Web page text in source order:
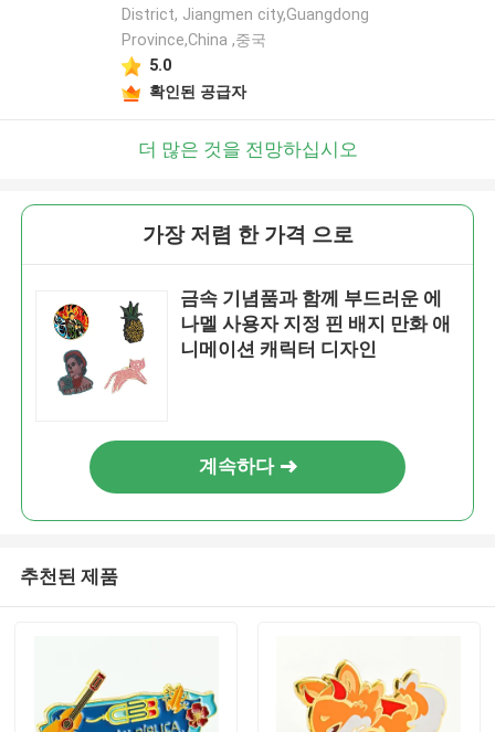
District, Jiangmen city,Guangdong
Province,China ,중국
5.0
확인된 공급자
더 많은 것을 전망하십시오
가장 저렴 한 가격 으로
금속 기념품과 함께 부드러운 에
나멜 사용자 지정 핀 배지 만화 애
니메이션 캐릭터 디자인
계속하다
추천된 제품